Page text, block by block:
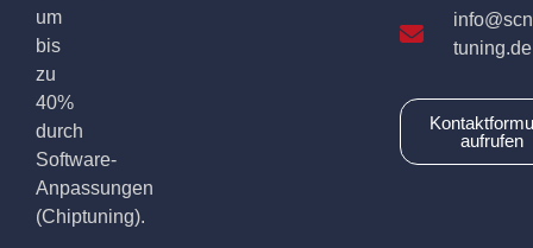
um
bis
zu
40%
durch
Software-
Anpassungen
(Chiptuning).
tuning.de
aufrufen